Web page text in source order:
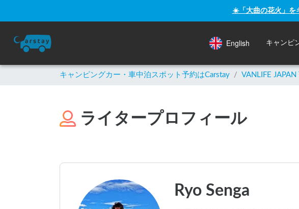
☀️「大曲の花火」を
English キャンピ
キャンピングカー・車中泊スポット予約はCarstay / VANLIFE JAPAN
ライタープロフィール
Ryo Senga